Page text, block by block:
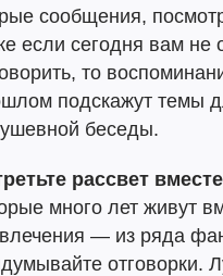
сообщения,
если сегодня вам не
то
подскажут темы
беседы.
рассвет
много лет живут
— из ряда
отговорки.